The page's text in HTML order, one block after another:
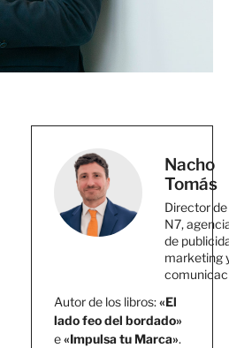
Nacho
Tomás
Director de
N7,
de
marketing
Autor de los libros:«El
lado feo del bordado»
e«Impulsa tu Marca».